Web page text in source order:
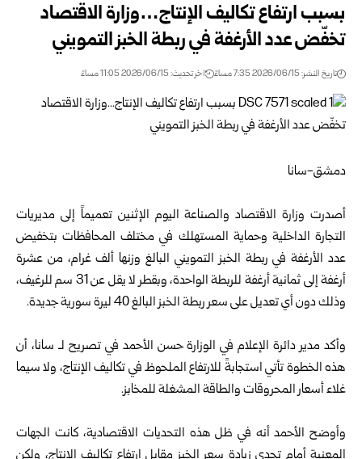
بسبب ارتفاع تكاليف الإنتاج…وزارة الاقتصاد
تخفّض عدد الأرغفة ‏في ربطة الخبز التمويني ‏
تاريخ النشر: 2026/06/15 7:35 مساءً اخر تحديث: 2026/06/15 11:05 مساءً
دمشق-سانا
أصدرت وزارة الاقتصاد والصناعةاليوم الإثنين تعميماً إلى مديريات
التجارة الداخلية وحماية المستهلك في مختلف المحافظات بتخفيض
عدد الأرغفة في ربطة الخبز التمويني البالغ وزنها ألف غرام، من عشرة
أرغفة إلى ثمانية أرغفة للربطة الواحدة، وبقطر لا يقل عن 31 سم للرغيف،
وذلك دون أي تعديل على سعر ربطة الخبز البالغ 40 ليرة سورية جديدة.
وأكد مدير دائرة الإعلام في الوزارة حسن الأحمد في تصريح لـ سانا، أن
هذه الخطوة تأتي استجابةً للارتفاع الملحوظ في تكاليف الإنتاج، ولا سيما
غلاء أسعار المحروقات والطاقة المشغلة للمخابز.
وأوضح الأحمد أنه في ظل هذه التحديات الاقتصادية، كانت الجهات